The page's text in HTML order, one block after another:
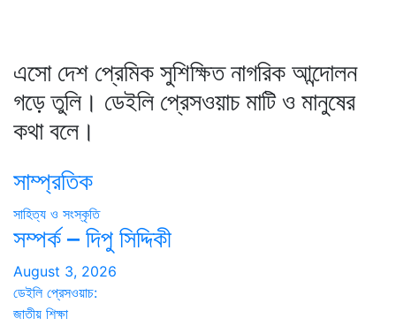
এসো দেশ প্রেমিক সুশিক্ষিত নাগরিক আন্দোলন
গড়ে তুলি। ডেইলি প্রেসওয়াচ মাটি ও মানুষের
কথা বলে।
সাম্প্রতিক
সাহিত্য ও সংস্কৃতি
সম্পর্ক – দিপু সিদ্দিকী
August 3, 2026
ডেইলি প্রেসওয়াচ:
জাতীয় শিক্ষা